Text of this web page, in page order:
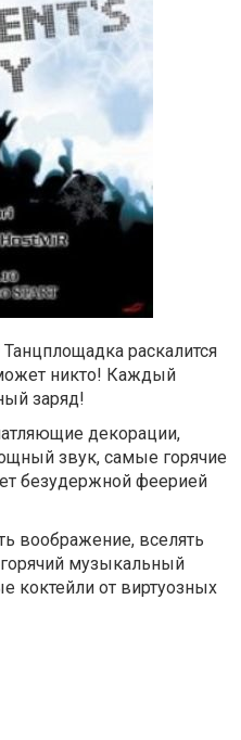
Танцплощадка раскалится
никто! Каждый
заряд!
декорации,
звук, самые горячие
безудержной феерией
воображение, вселять
музыкальный
коктейли от виртуозных